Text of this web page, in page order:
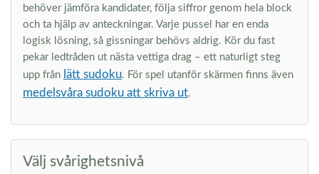
behöver jämföra kandidater, följa siffror genom hela block
och ta hjälp av anteckningar. Varje pussel har en enda
logisk lösning, så gissningar behövs aldrig. Kör du fast
pekar ledtråden ut nästa vettiga drag – ett naturligt steg
upp från lätt sudoku. För spel utanför skärmen finns även
medelsvåra sudoku att skriva ut.
Välj svårighetsnivå